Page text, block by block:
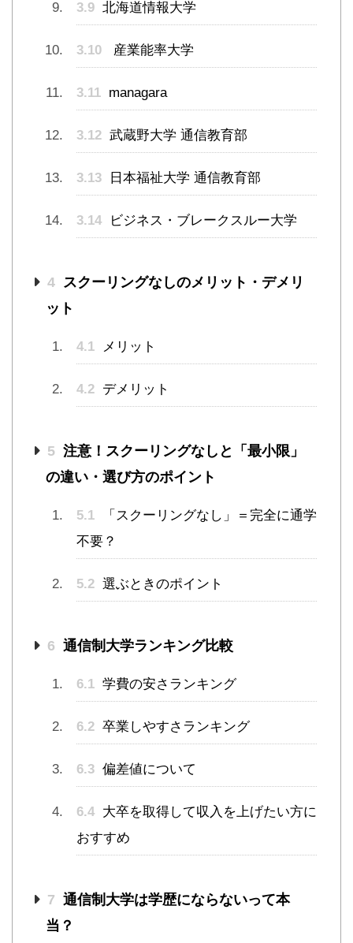
3.9 北海道情報大学
3.10 産業能率大学
3.11 managara
3.12 武蔵野大学 通信教育部
3.13 日本福祉大学 通信教育部
3.14 ビジネス・ブレークスルー大学
4 スクーリングなしのメリット・デメリ
ット
4.1 メリット
4.2 デメリット
5 注意！スクーリングなしと「最小限」
の違い・選び方のポイント
5.1
「スクーリングなし」＝完全に通学
不要？
5.2 選ぶときのポイント
6 通信制大学ランキング比較
6.1 学費の安さランキング
6.2 卒業しやすさランキング
6.3 偏差値について
6.4 大卒を取得して収入を上げたい方に
おすすめ
7 通信制大学は学歴にならないって本
当？